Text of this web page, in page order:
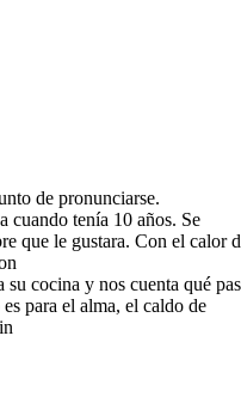
de pronunciarse.
cuando tenía 10 años. Se
que le gustara. Con el calor
cocina y nos cuenta qué
para el alma, el caldo de